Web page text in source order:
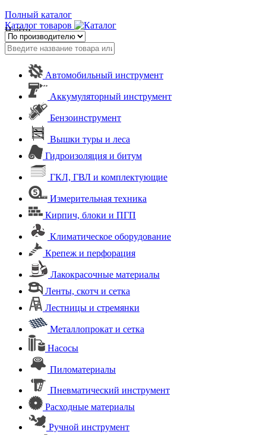
Полный каталог
Каталог товаров
Найти
Автомобильный инструмент
Аккумуляторный инструмент
Бензоинструмент
Вышки туры и леса
Гидроизоляция и битум
ГКЛ, ГВЛ и комплектующие
Измерительная техника
Кирпич, блоки и ПГП
Климатическое оборудование
Крепеж и перфорация
Лакокрасочные материалы
Ленты, скотч и сетка
Лестницы и стремянки
Металлопрокат и сетка
Насосы
Пиломатериалы
Пневматический инструмент
Расходные материалы
Ручной инструмент